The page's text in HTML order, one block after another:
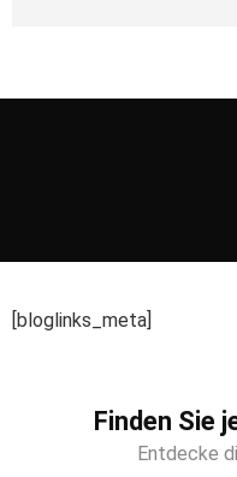
[bloglinks_meta]
Finden Sie
Entdecke